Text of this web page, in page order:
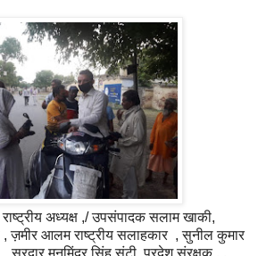
राष्ट्रीय अध्यक्ष ,/ उपसंपादक सलाम खाकी,
, ज़मीर आलम राष्ट्रीय सलाहकार , सुनील कुमार